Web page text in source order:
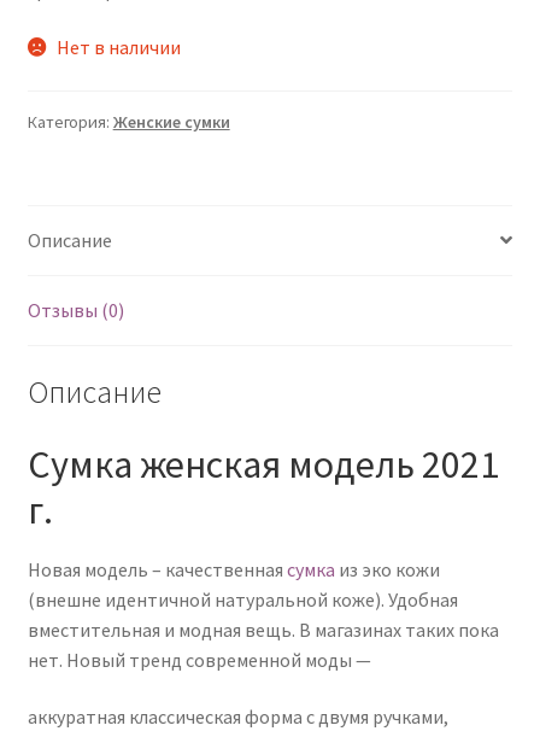
Нет в наличии
Категория: Женские сумки
Описание
Отзывы (0)
Описание
Сумка женская модель 2021
г.
Новая модель – качественная сумка из эко кожи
(внешне идентичной натуральной коже). Удобная
вместительная и модная вещь. В магазинах таких пока
нет. Новый тренд современной моды —
аккуратная классическая форма с двумя ручками,